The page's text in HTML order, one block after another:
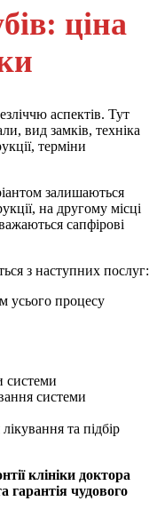
ціна
аспектів. Тут
вид замків, техніка
терміни
залишаються
на другому місці
сапфірові
з наступних послуг:
усього процесу
системи
системи
та підбір
клініки доктора
гарантія чудового